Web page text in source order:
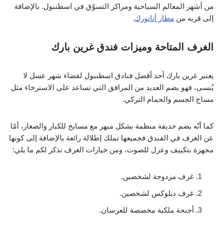
من أشهر المعالم السياحية ومراكز التسوّق في اسطنبول. بالإضافة
إلى قربه من مطار أتاتورك.
الغرف المتاحة وميزات فندق غرين بارك
يعتبر غرين بارك أحد أفضل فنادق اسطنبول لقضاء شهر عسل لا
يُنسى، فهو يضم العديد من المرافق التي تساعد على الاسترخاء مثل
مساج الجسم والحمام التركي.
كما أنّه يضم حديقة منظمة بشكل مبهر مع مسابح للكبار والصغار، أمّا
عن الغرف في الفندق فجميعها تملك إطلالة رائعة بالإضافة إلى كونها
مجهزة بتكييف وعزل للصوت، ومن خيارات الغرف نذكر لكم ما يلي:
غرف مزدوجة لشخصين.
غرف ديلوكس لشخصين.
أجنحة ملكية مخصصة للعرسان.